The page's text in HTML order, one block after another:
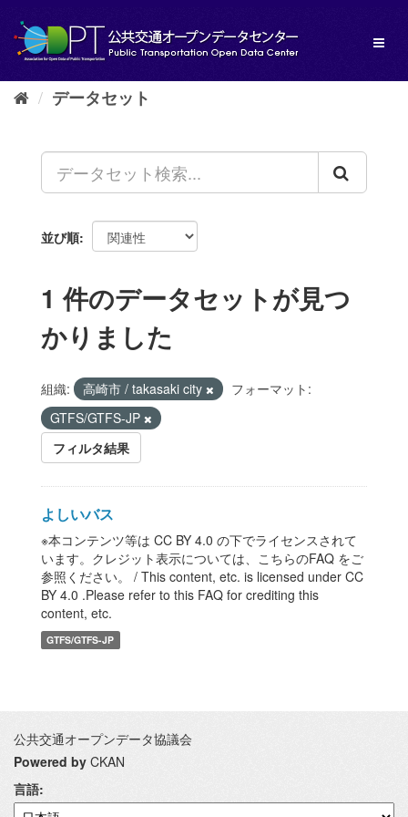
し
データセット
並び順
1 件のデータセットが見つ
かりました
組織: 高崎市 / takasaki city
フォーマット:
GTFS/GTFS-JP
フィルタ結果
よしいバス
※本コンテンツ等は CC BY 4.0 の下でライセンスされて
います。クレジット表示については、こちらのFAQ をご
参照ください。 / This content, etc. is licensed under CC
BY 4.0 .Please refer to this FAQ for crediting this
content, etc.
GTFS/GTFS-JP
公共交通オープンデータ協議会
Powered by CKAN
言語